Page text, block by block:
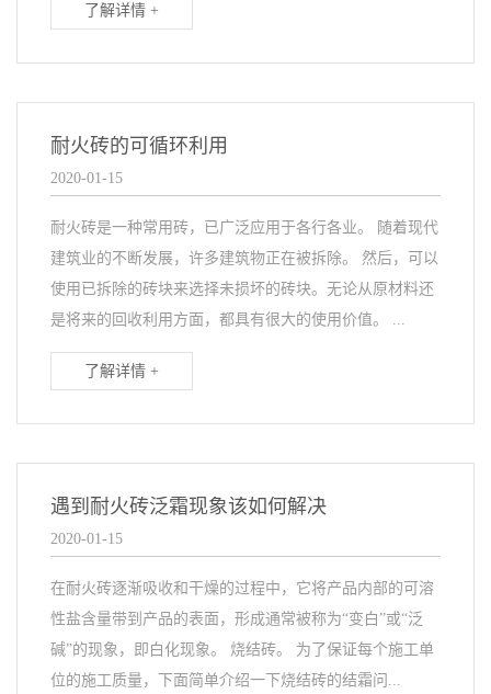
了解详情 +
耐火砖的可循环利用
2020-01-15
耐火砖是一种常用砖，已广泛应用于各行各业。 随着现代
建筑业的不断发展，许多建筑物正在被拆除。 然后，可以
使用已拆除的砖块来选择未损坏的砖块。无论从原材料还
是将来的回收利用方面，都具有很大的使用价值。 ...
了解详情 +
遇到耐火砖泛霜现象该如何解决
2020-01-15
在耐火砖逐渐吸收和干燥的过程中，它将产品内部的可溶
性盐含量带到产品的表面，形成通常被称为“变白”或“泛
碱”的现象，即白化现象。 烧结砖。 为了保证每个施工单
位的施工质量，下面简单介绍一下烧结砖的结霜问...